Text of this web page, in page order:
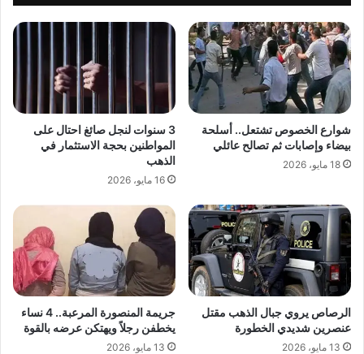
شوارع الخصوص تشتعل.. أسلحة
بيضاء وإصابات ثم تصالح عائلي
18 مايو، 2026
3 سنوات لنجل صائغ احتال على
المواطنين بحجة الاستثمار في
الذهب
16 مايو، 2026
الرصاص يروي جبال الذهب مقتل
عنصرين شديدي الخطورة
13 مايو، 2026
جريمة المنصورة المرعبة.. 4 نساء
يخطفن رجلاً ويهتكن عرضه بالقوة
13 مايو، 2026